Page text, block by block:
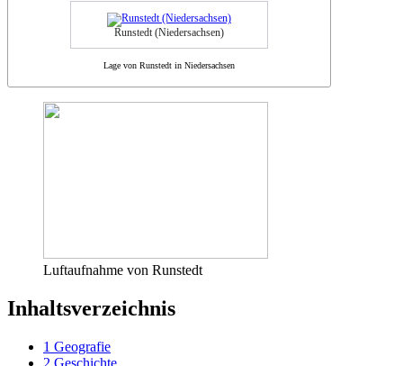
Runstedt (Niedersachsen)
Lage von Runstedt in Niedersachsen
Luftaufnahme von Runstedt
Inhaltsverzeichnis
1 Geografie
2 Geschichte